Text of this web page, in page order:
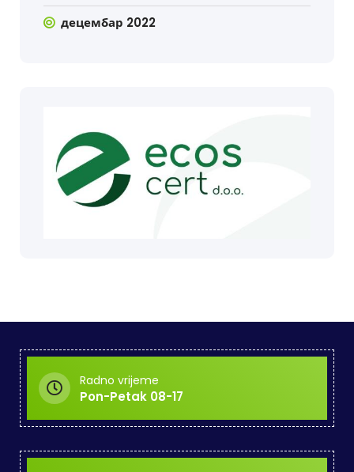
децембар 2022
Radno vrijeme
Pon-Petak 08-17